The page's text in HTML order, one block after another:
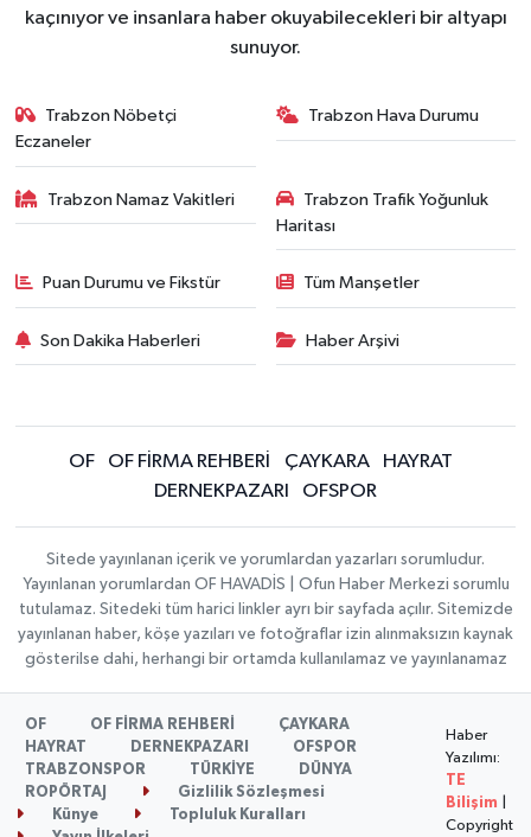
kaçınıyor ve insanlara haber okuyabilecekleri bir altyapı
sunuyor.
Trabzon Nöbetçi
Eczaneler
Trabzon Hava Durumu
Trabzon Namaz Vakitleri
Trabzon Trafik Yoğunluk
Haritası
Puan Durumu ve Fikstür Tüm Manşetler
Son Dakika Haberleri Haber Arşivi
OF OF FİRMA REHBERİ ÇAYKARA
HAYRAT
DERNEKPAZARI
OFSPOR
Sitede yayınlanan içerik ve yorumlardan yazarları sorumludur.
Yayınlanan yorumlardan OF HAVADİS | Ofun Haber Merkezi sorumlu
tutulamaz. Sitedeki tüm harici linkler ayrı bir sayfada açılır. Sitemizde
yayınlanan haber, köşe yazıları ve fotoğraflar izin alınmaksızın kaynak
gösterilse dahi, herhangi bir ortamda kullanılamaz ve yayınlanamaz
OF OF FİRMA REHBERİ
ÇAYKARA
HAYRAT
DERNEKPAZARI
OFSPOR
TRABZONSPOR
TÜRKİYE
DÜNYA
ROPÖRTAJ
Gizlilik Sözleşmesi
Künye
Topluluk Kuralları
Haber
Yazılımı:
TE
Bilişim
Copyright